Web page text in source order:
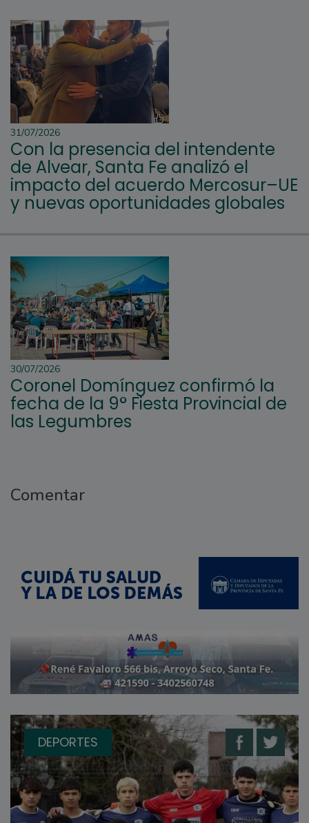
31/07/2026
Con la presencia del intendente
de Alvear, Santa Fe analizó el
impacto del acuerdo Mercosur–UE
y nuevas oportunidades globales
30/07/2026
Coronel Domínguez confirmó la
fecha de la 9° Fiesta Provincial de
las Legumbres
Comentar
DEPORTES